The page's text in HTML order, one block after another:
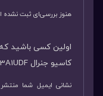
هنوز بررسی‌ای ثبت
اولین کسی باشید
کاسیو جنرال MTP-VD03D-3A1UDF”
نشانی ایمیل شما